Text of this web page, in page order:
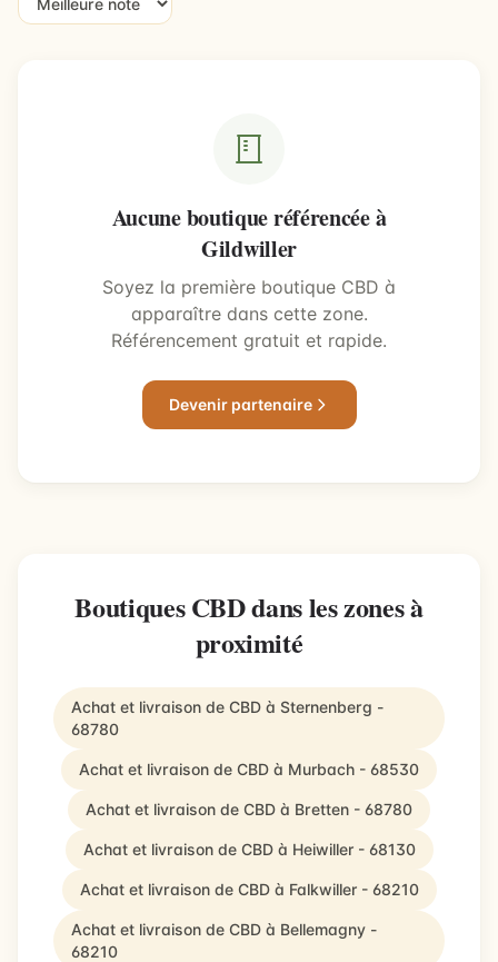
Aucune boutique référencée à
Gildwiller
Soyez la première boutique CBD à
apparaître dans cette zone.
Référencement gratuit et rapide.
Devenir partenaire
Boutiques CBD dans les zones à
proximité
Achat et livraison de CBD à Sternenberg -
68780
Achat et livraison de CBD à Murbach - 68530
Achat et livraison de CBD à Bretten - 68780
Achat et livraison de CBD à Heiwiller - 68130
Achat et livraison de CBD à Falkwiller - 68210
Achat et livraison de CBD à Bellemagny -
68210